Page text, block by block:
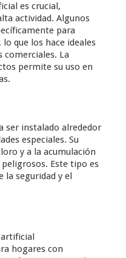
es crucial,
actividad. Algunos
para
que los hace ideales
comerciales. La
permite su uso en
ser instalado alrededor
especiales. Su
y a la acumulación
Este tipo es
la seguridad y el
artificial
hogares con